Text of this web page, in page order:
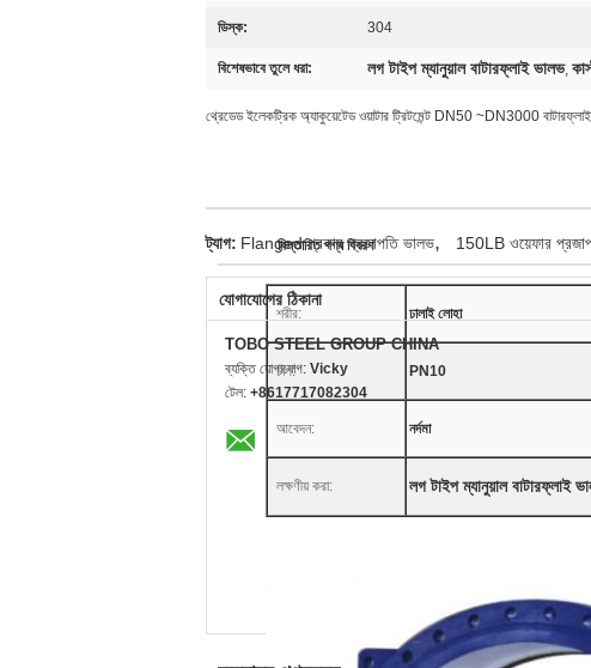
ডিস্ক: 304
বিশেষভাবে তুলে ধরা: লগ টাইপ ম্যানুয়াল বাটারফ্লাই ভালভ,
থ্রেডেড ইলেকট্রিক অ্যাকুয়েটেড ওয়াটার ট্রিটমেন্ট DN50 ~DN3000
বিস্তারিত পণ্য বিবরণ
শরীর: ঢালাই লোহা
চাপ: PN10
আবেদন: নর্দমা
লক্ষণীয় করা: লগ টাইপ ম্যানুয়াল বাটারফ্লাই
ট্যাগ: Flanged প্রকার প্রজাপতি ভালভ, 150LB ওয়েফার
যোগাযোগের ঠিকানা
TOBO STEEL GROUP CHINA
ব্যক্তি যোগাযোগ: Vicky
টেল: +8617717082304